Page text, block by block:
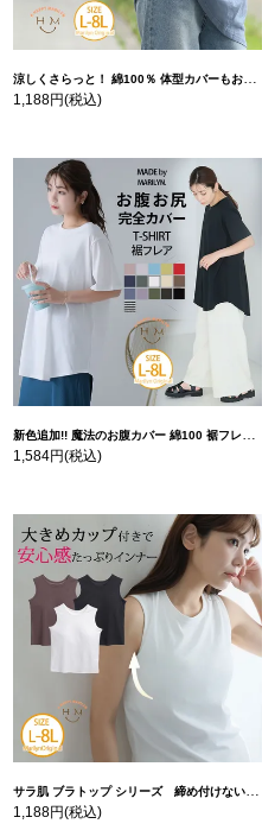
涼しくさらっと！ 綿100％ 体型カバーもお洒落も叶える 風合いコットン ゆるシルエット ドルマン | 大きいサイズの通販ならハッピーマリリン
1,188円(税込)
新色追加!! 魔法のお腹カバー 綿100 裾フレア Tシャツ | 大きいサイズの通販ならハッピーマリリン
1,584円(税込)
サラ肌 ブラトップ シリーズ 締め付けない リブ タンクトップ | 大きいサイズの通販ならハッピーマリリン
1,188円(税込)